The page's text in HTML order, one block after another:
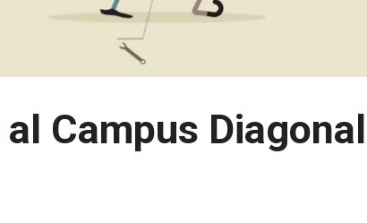
Campus